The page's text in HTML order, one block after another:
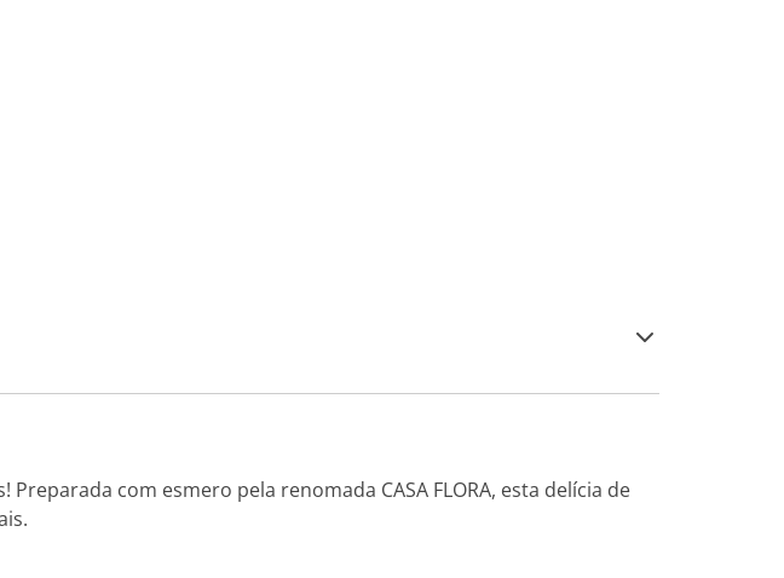
com esmero pela renomada CASA FLORA, esta delícia de